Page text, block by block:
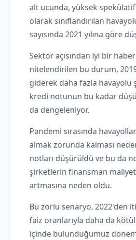
alt ucunda, yüksek spekülatif
olarak sınıflandırılan
sayısında 2021 yılına göre
Sektör açısından iyi bir
nitelendirilen bu durum, 2019
giderek daha fazla havayolu
kredi notunun bu kadar
da dengeleniyor.
Pandemi sırasında
almak zorunda kalması
notları düşürüldü ve bu da
şirketlerin finansman
artmasına neden oldu.
Bu zorlu senaryo, 2022'den
faiz oranlarıyla daha da
içinde bulunduğumuz